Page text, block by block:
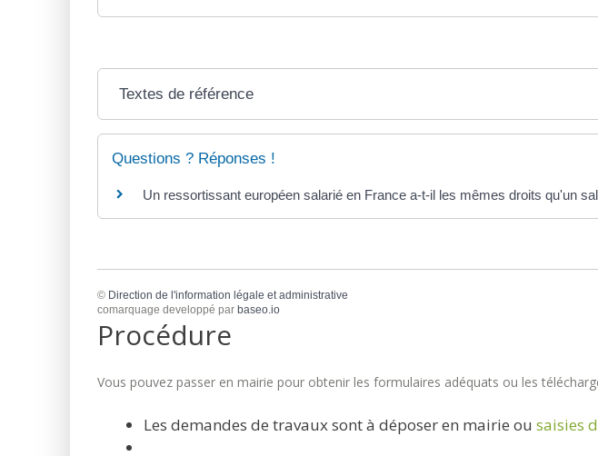
Textes de référence
Questions ? Réponses !
Un ressortissant européen salarié en France a-t-il les mêmes droits qu'un
© Direction de l'information légale et administrative
comarquage developpé par baseo.io
Procédure
Vous pouvez passer en mairie pour obtenir les formulaires adéquats ou les
Les demandes de travaux sont à déposer en mairie ou saisies